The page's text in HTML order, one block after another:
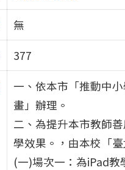
無
377
一、依本市「推動中
畫」辦理。
二、為提升本市教師
學效果。，由本校「
(一)場次一：為iPad